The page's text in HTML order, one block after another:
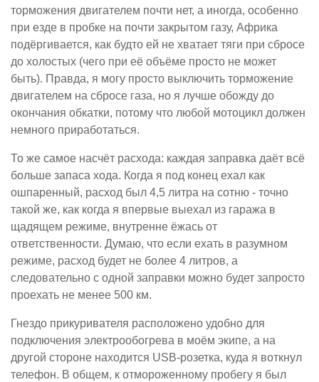
торможения двигателем почти нет, а иногда, особенно
при езде в пробке на почти закрытом газу, Африка
подёргивается, как будто ей не хватает тяги при сбросе
до холостых (чего при её объёме просто не может
быть). Правда, я могу просто выключить торможение
двигателем на сбросе газа, но я лучше обожду до
окончания обкатки, потому что любой мотоцикл должен
немного приработаться.
То же самое насчёт расхода: каждая заправка даёт всё
больше запаса хода. Когда я под конец ехал как
ошпаренный, расход был 4,5 литра на сотню - точно
такой же, как когда я впервые выехал из гаража в
щадящем режиме, внутренне ёжась от
ответственности. Думаю, что если ехать в разумном
режиме, расход будет не более 4 литров, а
следовательно с одной заправки можно будет запросто
проехать не менее 500 км.
Гнездо прикуривателя расположено удобно для
подключения электрообогрева в моём экипе, а на
другой стороне находится USB-розетка, куда я воткнул
телефон. В общем, к отмороженному пробегу я был